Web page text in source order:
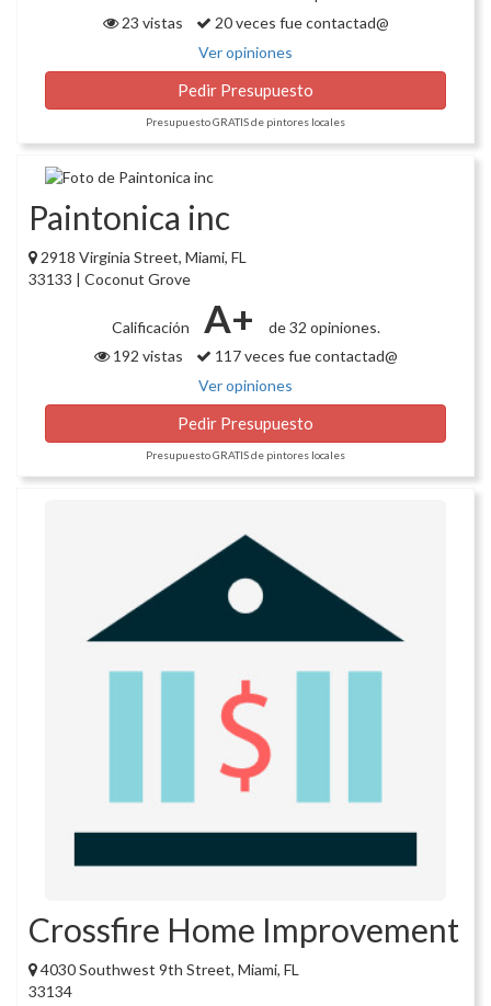
23 vistas
20 veces fue contactad@
Ver opiniones
Pedir Presupuesto
Presupuesto GRATIS de pintores locales
Paintonica inc
2918 Virginia Street, Miami, FL
33133 | Coconut Grove
Calificación A+
de 32 opiniones.
192 vistas
117 veces fue contactad@
Ver opiniones
Pedir Presupuesto
Presupuesto GRATIS de pintores locales
Crossfire Home Improvement
4030 Southwest 9th Street, Miami, FL
33134